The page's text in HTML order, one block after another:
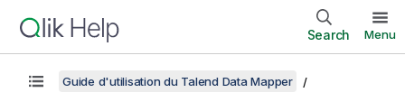
Search Menu
Guide d'utilisation du Talend Data Mapper